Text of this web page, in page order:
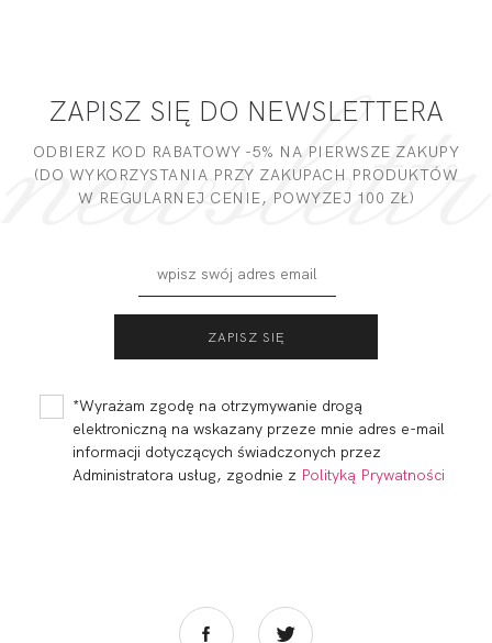
ZAPISZ SIĘ DO NEWSLETTERA
ODBIERZ KOD RABATOWY -5% NA PIERWSZE ZAKUPY
(DO WYKORZYSTANIA PRZY ZAKUPACH PRODUKTÓW
W REGULARNEJ CENIE, POWYZEJ 100 ZŁ)
*Wyrażam zgodę na otrzymywanie drogą
elektroniczną na wskazany przeze mnie adres e-mail
informacji dotyczących świadczonych przez
Administratora usług, zgodnie z Polityką Prywatności